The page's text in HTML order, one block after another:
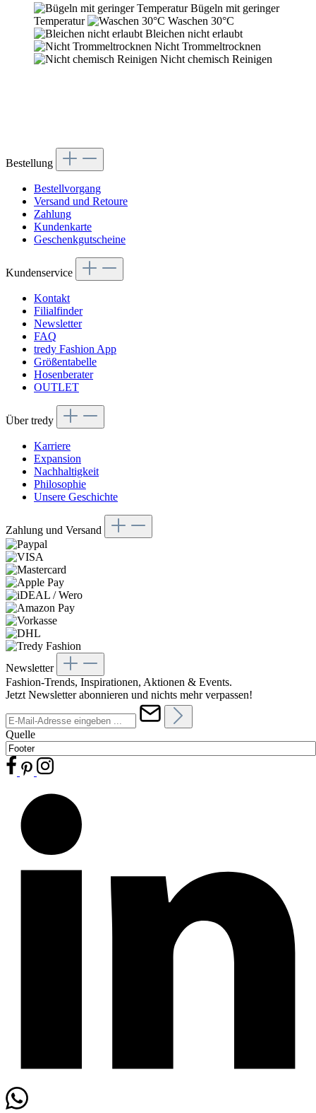
Bügeln mit geringer
Temperatur
Waschen 30°C
Bleichen nicht erlaubt
Nicht Trommeltrocknen
Nicht chemisch Reinigen
Bestellung
Bestellvorgang
Versand und Retoure
Zahlung
Kundenkarte
Geschenkgutscheine
Kundenservice
Kontakt
Filialfinder
Newsletter
FAQ
tredy Fashion App
Größentabelle
Hosenberater
OUTLET
Über tredy
Karriere
Expansion
Nachhaltigkeit
Philosophie
Unsere Geschichte
Zahlung und Versand
Newsletter
Fashion-Trends, Inspirationen, Aktionen & Events.
Jetzt Newsletter abonnieren und nichts mehr verpassen!
Quelle